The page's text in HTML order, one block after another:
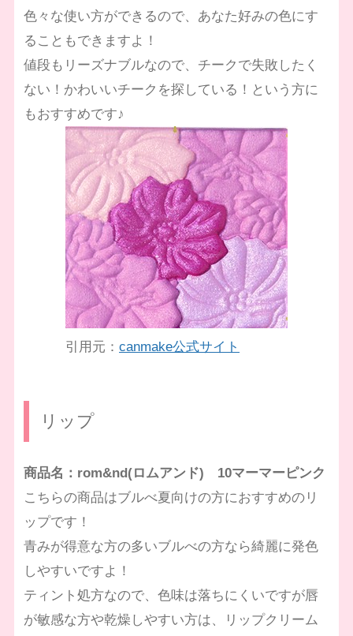
色々な使い方ができるので、あなた好みの色にす
ることもできますよ！
値段もリーズナブルなので、チークで失敗したく
ない！かわいいチークを探している！という方に
もおすすめです♪
引用元： canmake公式サイト
リップ
商品名：rom&nd(ロムアンド) 10マーマーピンク
こちらの商品はブルべ夏向けの方におすすめのリ
ップです！
青みが得意な方の多いブルべの方なら綺麗に発色
しやすいですよ！
ティント処方なので、色味は落ちにくいですが唇
が敏感な方や乾燥しやすい方は、リップクリーム